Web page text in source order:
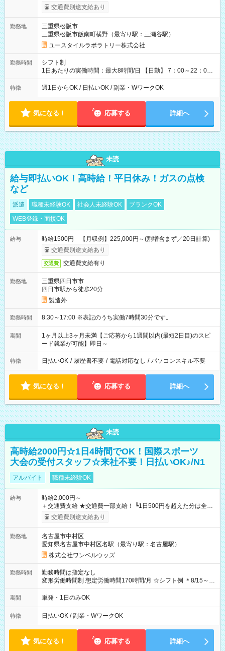
考慮して決定します 【収入例】 週1回勤務の場合：1,410円×8時
間×4回=4万5,120円 週3回勤務の場合：1,410円×8時間×12回
5,600円 【試用期間】試用期間あり 試用期間の長さ：2ヶ月
※ 雇用形態と給与に、本採用時と異なる部分があります。 雇用
形態：本採用時と同じです。 給与：時給 1,090円以上
交通費別途支給あり
勤務地
三重県松阪市
三重県松阪市飯南町横野（最寄り駅：三瀬谷駅）
ユースタイルラボラトリー株式会社
勤務時間
シフト制
1日あたりの実働時間：最大8時間/日 【日勤】 7：00～22：00
の間で8時間勤務（休憩時間は法定通り） ※週1日～OK ／ 夜勤
なし ＊＊ 勤務時間例 ＊＊ ■8時から17時 ■9時から18時 ■10
定（毎週同じ曜日勤務）
特徴 週1日からOK / 日払いOK / 副業・WワークOK
気になる！ 応募する 詳細へ
未読
給与即払いOK！高時給！平日休み！ガスの点検
など
派遣 職種未経験OK 社会人未経験OK
ブランクOK
WEB登録・面接OK
給与
時給1500円 【月収例】225,000円～(割増含まず／20日計算)
交通費別途支給あり
交通費 交通費支給有り
勤務地
三重県四日市市
四日市駅から徒歩20分
製造外
勤務時間 8:30～17:00 ※表記のうち実働7時間30分です。
期間
1ヶ月以上3ヶ月未満【ご応募から1週間以内(最短2日目)のスピ
ード就業が可能】即日～
特徴 日払いOK / 履歴書不要 / 電話対応なし / パソコンスキル不要
気になる！ 応募する 詳細へ
未読
高時給2000円☆1日4時間でOK！国際スポーツ
大会の受付スタッフ☆来社不要！日払いOK♪/N1
アルバイト 職種未経験OK
給与
時給2,000円～
＋交通費支給 ★交通費一部支給！ ┗1日500円を超えた分は全額
支給！ ※往復500円以内の方は自己負担となります ★日払い
OK！（規定あり） ┗働いたその日に現金GET♪ お仕事後はコン
期間なし
交通費別途支給あり
勤務地
名古屋市中村区
愛知県名古屋市中村区名駅（最寄り駅：名古屋駅）
株式会社ワンベルウッズ
勤務時間
勤務時間は指定なし
変形労働時間制 想定労働時間170時間/月 ☆シフト例 ＊8/15～
10/26 全日共通 08：00～12：00 17：00～21：00 ＊8/31
～9/19のみ下記シフトもあります！ 12：00～16：00 ＊9/6～
00
期間 単発・1日のみOK
特徴 日払いOK / 副業・WワークOK
気になる！ 応募する 詳細へ